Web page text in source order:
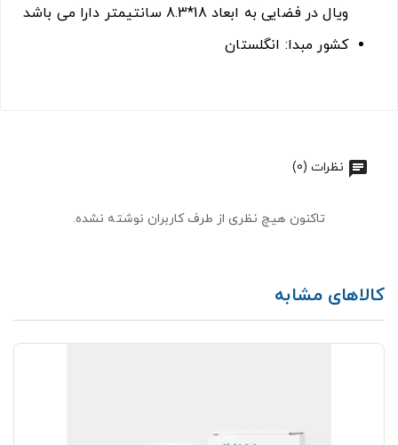
ویال در فضایی به ابعاد 18*8.3 سانتیمتر دارا می باشد
کشور مبدا: انگلستان
نظرات (0)
تاکنون هیچ نظری از طرف کاربران نوشته نشده.
کالاهای مشابه